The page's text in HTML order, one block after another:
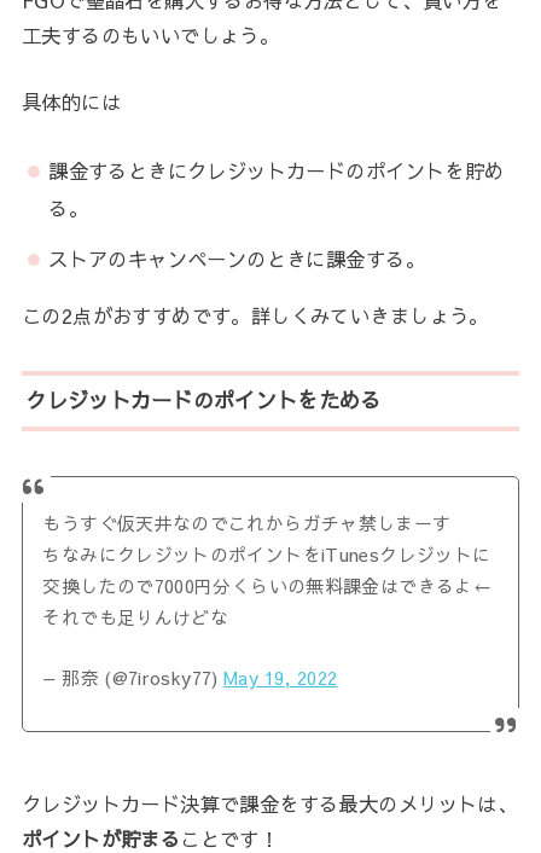
工夫するのもいいでしょう。
具体的には
課金するときにクレジットカードのポイントを貯め
る。
ストアのキャンペーンのときに課金する。
この2点がおすすめです。詳しくみていきましょう。
クレジットカードのポイントをためる
もうすぐ仮天井なのでこれからガチャ禁しまーす
ちなみにクレジットのポイントをiTunesクレジットに
交換したので7000円分くらいの無料課金はできるよ←
それでも足りんけどな
— 那奈 (@7irosky77)May 19, 2022
クレジットカード決算で課金をする最大のメリットは、
ポイントが貯まることです！